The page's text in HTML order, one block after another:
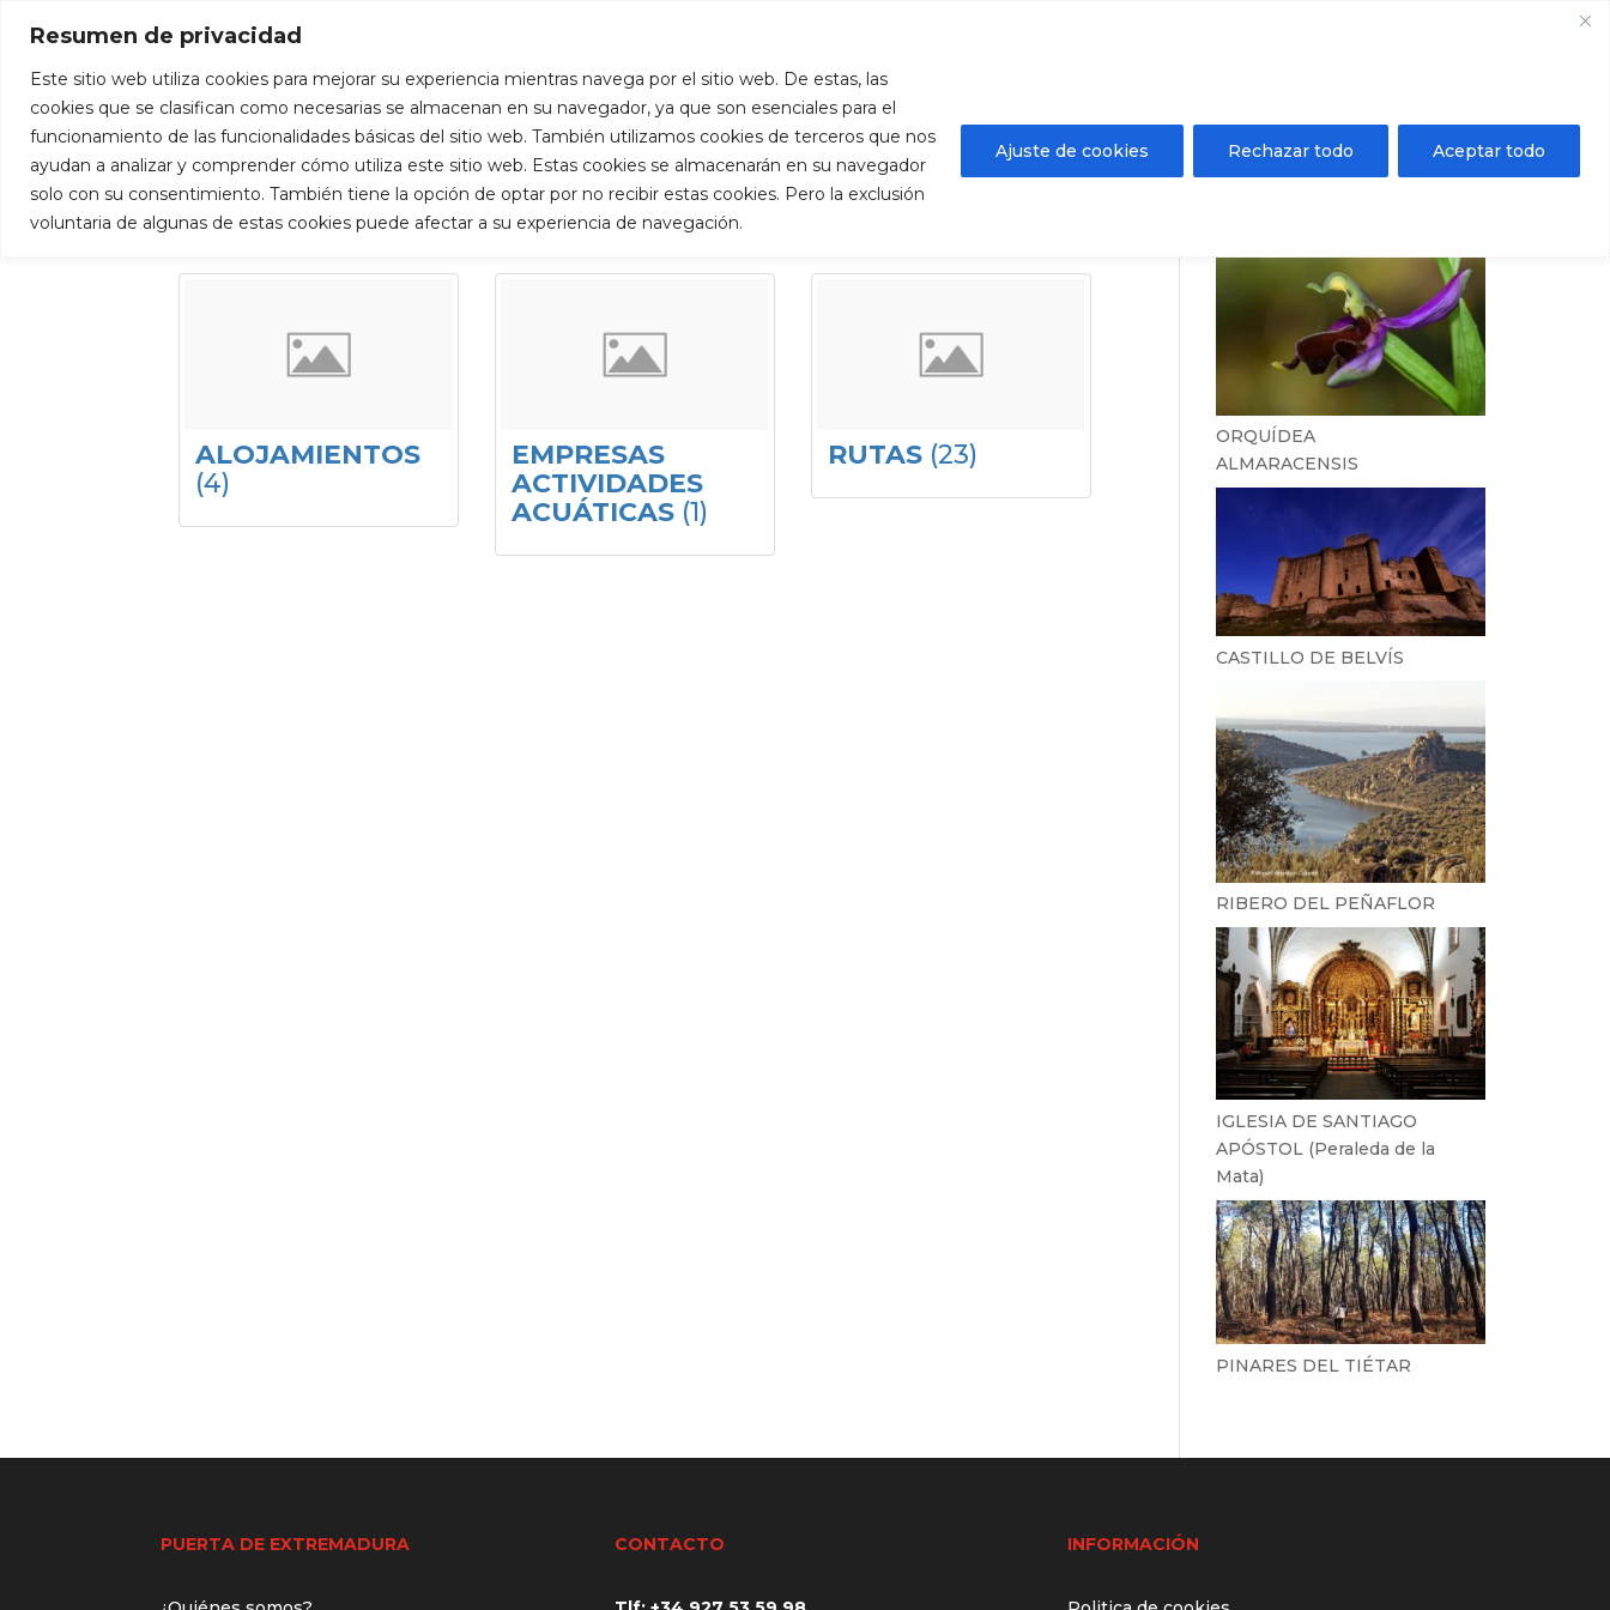
Resumen de privacidad
Este sitio web utiliza cookies para mejorar su experiencia mientras navega por el sitio web. De estas, las
cookies que se clasifican como necesarias se almacenan en su navegador, ya que son esenciales para el
funcionamiento de las funcionalidades básicas del sitio web. También utilizamos cookies de terceros que nos
ayudan a analizar y comprender cómo utiliza este sitio web. Estas cookies se almacenarán en su navegador
solo con su consentimiento. También tiene la opción de optar por no recibir estas cookies. Pero la exclusión
voluntaria de algunas de estas cookies puede afectar a su experiencia de navegación.
Ajuste de cookies Rechazar todo Aceptar todo
Inicio Descúbrenos Qué hacer
Listing Categories
ALOJAMIENTOS
(4)
EMPRESAS
ACTIVIDADES
ACUÁTICAS (1)
RUTAS (23)
ORQUÍDEA
ALMARACENSIS
CASTILLO DE BELVÍS
RIBERO DEL PEÑAFLOR
IGLESIA DE SANTIAGO
APÓSTOL (Peraleda de la
Mata)
PINARES DEL TIÉTAR
PUERTA DE EXTREMADURA CONTACTO INFORMACIÓN